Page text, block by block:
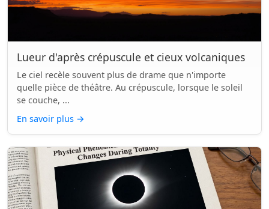
Lueur d'après crépuscule et cieux volcaniques
Le ciel recèle souvent plus de drame que n'importe
quelle pièce de théâtre. Au crépuscule, lorsque le soleil
se couche, ...
En savoir plus →